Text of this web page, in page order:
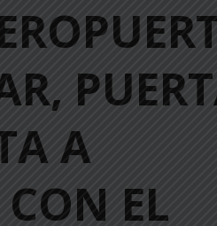
A
EL